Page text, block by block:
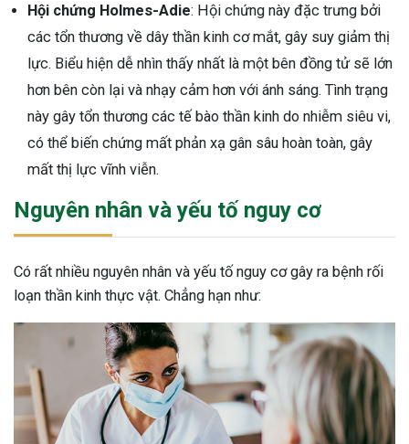
Hội chứng Holmes-Adie: Hội chứng này đặc trưng bởi
các tổn thương về dây thần kinh cơ mắt, gây suy giảm thị
lực. Biểu hiện dễ nhìn thấy nhất là một bên đồng tử sẽ lớn
hơn bên còn lại và nhạy cảm hơn với ánh sáng. Tình trạng
này gây tổn thương các tế bào thần kinh do nhiễm siêu vi,
có thể biến chứng mất phản xạ gân sâu hoàn toàn, gây
mất thị lực vĩnh viễn.
Nguyên nhân và yếu tố nguy cơ
Có rất nhiều nguyên nhân và yếu tố nguy cơ gây ra bệnh rối
loạn thần kinh thực vật. Chẳng hạn như: